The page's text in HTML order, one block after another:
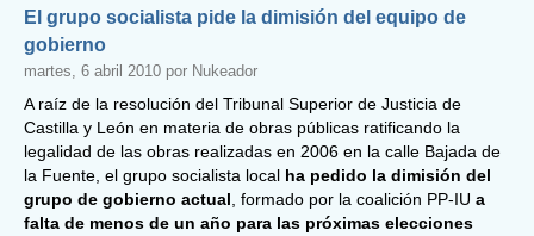
El grupo socialista pide la dimisión del equipo de
gobierno
martes, 6 abril 2010 por Nukeador
A raíz de la resolución del Tribunal Superior de Justicia de
Castilla y León en materia de obras públicas ratificando la
legalidad de las obras realizadas en 2006 en la calle Bajada de
la Fuente, el grupo socialista local ha pedido la dimisión del
grupo de gobierno actual, formado por la coalición PP-IU a
falta de menos de un año para las próximas elecciones